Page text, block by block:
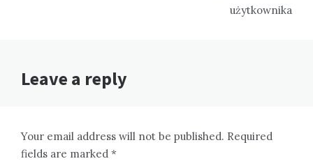
użytkownika
Leave a reply
Your email address will not be published. Required
fields are marked *